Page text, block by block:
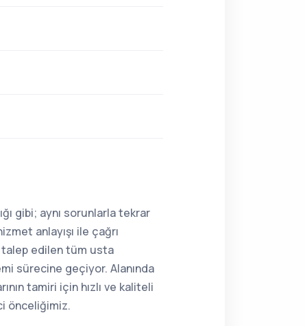
gibi; aynı sorunlarla tekrar
anlayışı ile çağrı
talep edilen tüm usta
sürecine geçiyor. Alanında
tamiri için hızlı ve kaliteli
önceliğimiz.